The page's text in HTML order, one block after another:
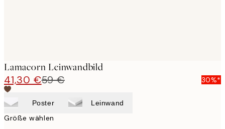
Lamacorn Leinwandbild
41,30 €59 € 30%*
Poster Leinwand
Größe wählen